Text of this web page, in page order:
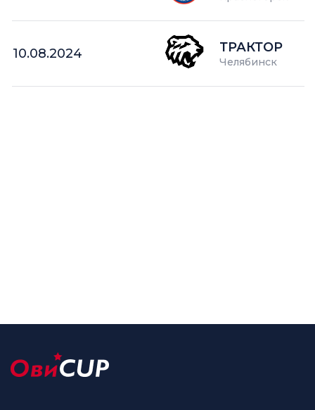
10.08.2024 ТРАКТОР
Челябинск